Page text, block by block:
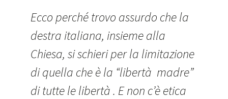
Ecco perché trovo assurdo che la
destra italiana, insieme alla
Chiesa, si schieri per la limitazione
di quella che è la “libertà madre”
di tutte le libertà . E non c’è etica